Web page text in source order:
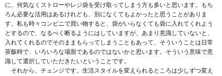
に、何気なくストローやレジ袋を受け取ってしまう方も多いと思います。もち
ろん必要な活用はあるけれども、別になくてもよかったと思うことがありま
す。私も時々コンビニで買い物すると、袋がいらなくても袋に入れてくれよう
とするので、なるべく断るようにはしていますが、あまり意識していないと、
入れてくれるのでそのままもらってしまうこともあって、そういうことは日常
茶飯時で、いろいろな場面であるのではないかと思います。そういう意味で意
識して選択していただきたいということです。
それから、チェンジです。生活スタイルを変えられるところは少しずつ変え